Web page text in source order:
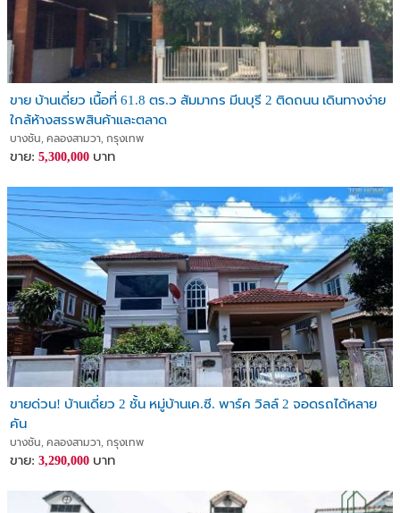
ขาย บ้านเดี่ยว เนื้อที่ 61.8 ตร.ว สัมมากร มีนบุรี 2 ติดถนน เดินทางง่าย
ใกล้ห้างสรรพสินค้าและตลาด
บางชัน, คลองสามวา, กรุงเทพ
ขาย: 5,300,000 บาท
ขายด่วน! บ้านเดี่ยว 2 ชั้น หมู่บ้านเค.ซี. พาร์ค วิลล์ 2 จอดรถได้หลาย
คัน
บางชัน, คลองสามวา, กรุงเทพ
ขาย: 3,290,000 บาท